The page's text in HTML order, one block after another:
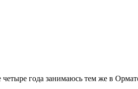
года занимаюсь тем же в